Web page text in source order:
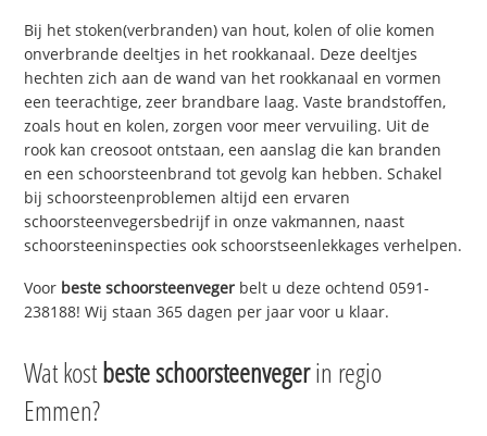
Bij het stoken(verbranden) van hout, kolen of olie komen
onverbrande deeltjes in het rookkanaal. Deze deeltjes
hechten zich aan de wand van het rookkanaal en vormen
een teerachtige, zeer brandbare laag. Vaste brandstoffen,
zoals hout en kolen, zorgen voor meer vervuiling. Uit de
rook kan creosoot ontstaan, een aanslag die kan branden
en een schoorsteenbrand tot gevolg kan hebben. Schakel
bij schoorsteenproblemen altijd een ervaren
schoorsteenvegersbedrijf in onze vakmannen, naast
schoorsteeninspecties ook schoorstseenlekkages verhelpen.
Voor beste schoorsteenveger belt u deze ochtend 0591-
238188! Wij staan 365 dagen per jaar voor u klaar.
Wat kostbeste schoorsteenvegerin regio
Emmen?